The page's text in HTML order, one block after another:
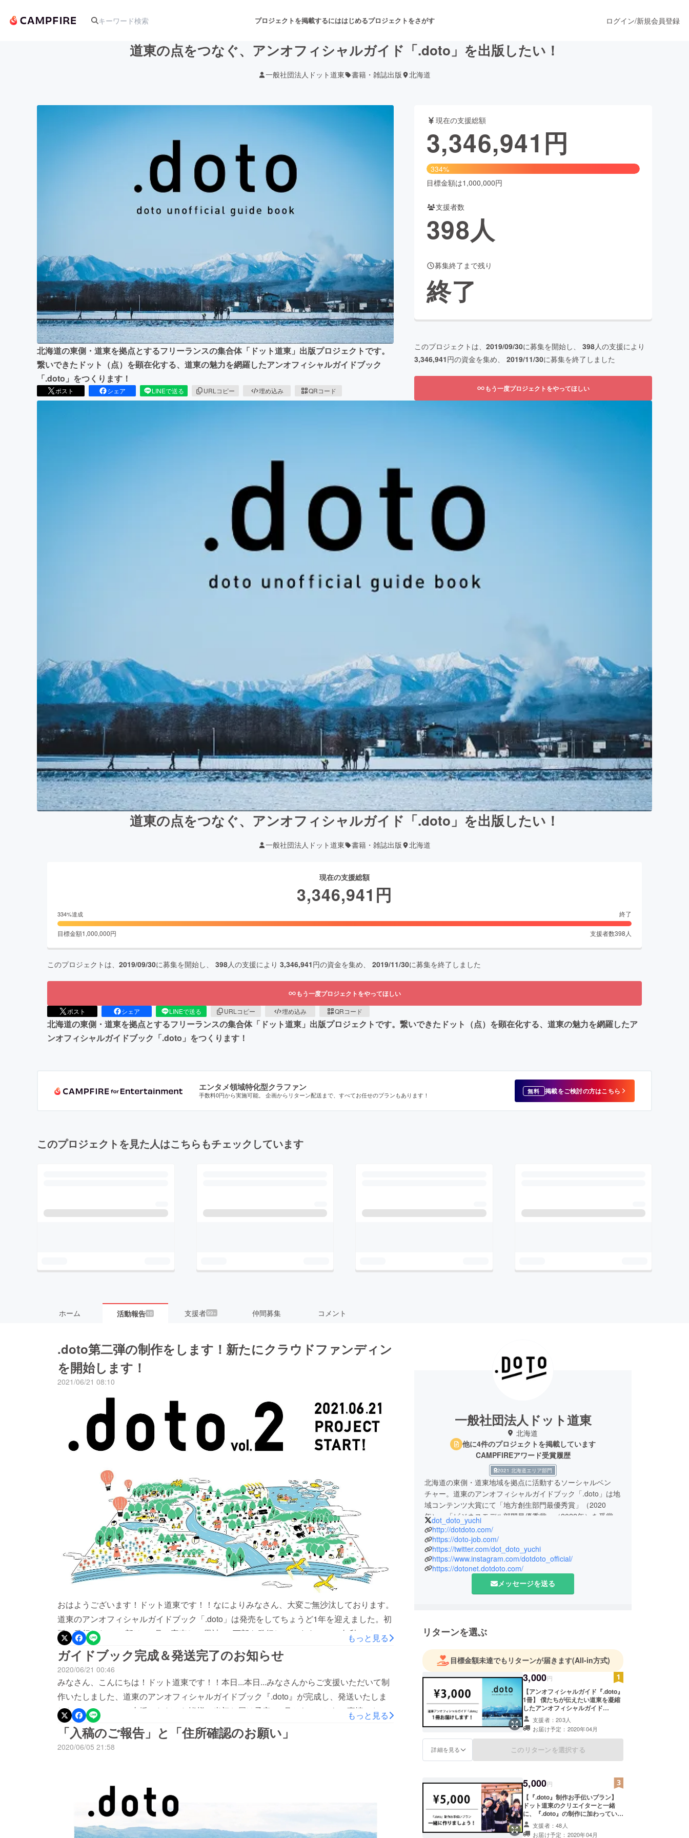
プロジェクトを掲載するにははじめるプロジェクトをさがす
舞台・パフォーマンス
テクノロジー・ガジェット ゲーム・サービス開発 ファッション
映像・映画 書籍・雑誌出版
ビジネス・起業 チャレンジ ビューティー・ヘルスケア
CAMPFIRE for Social Good
CAMPFIRE Creation
CAMPFIREふるさと納税 machi-ya コミュニティ
ログイン/新規会員登録
道東の点をつなぐ、アンオフィシャルガイド「.doto」を出版したい！
一般社団法人ドット道東 書籍・雑誌出版 北海道
北海道の東側・道東を拠点とするフリーランスの集合体「ドット道東」出版プロジェクトです。
繋いできたドット（点）を顕在化する、道東の魅力を網羅したアンオフィシャルガイドブック
「.doto」をつくります！
ポスト シェア LINEで送る URLコピー 埋め込み QRコード
現在の支援総額
3,346,941 円
334%
目標金額は1,000,000円
支援者数
398人
募集終了まで残り
終了
このプロジェクトは、 2019/09/30に募集を開始し、 398人の支援により
3,346,941円の資金を集め、 2019/11/30に募集を終了しました
もう一度プロジェクトをやってほしい
道東の点をつなぐ、アンオフィシャルガイド「.doto」を出版したい！
一般社団法人ドット道東 書籍・雑誌出版 北海道
現在の支援総額
3,346,941 円
334%達成 終了
目標金額1,000,000円 支援者数398 人
このプロジェクトは、 2019/09/30に募集を開始し、 398人の支援により 3,346,941円の資金を集め、 2019/11/30に募集を終了しました
もう一度プロジェクトをやってほしい
ポスト シェア LINEで送る URLコピー 埋め込み QRコード
北海道の東側・道東を拠点とするフリーランスの集合体「ドット道東」出版プロジェクトです。繋いできたドット（点）を顕在化する、道東の魅力を網羅したア
ンオフィシャルガイドブック「.doto」をつくります！
エンタメ領域特化型クラファン
手数料0円から実施可能。 企画からリターン配送まで、すべてお任せのプランもあります！ 無料 掲載をご検討の方はこちら
このプロジェクトを見た人はこちらもチェックしています
ホーム 活動報告 10 支援者99+ 仲間募集 コメント
.doto第二弾の制作をします！新たにクラウドファンディン
を開始します！
2021/06/21 08:10
おはようございます！ドット道東です！！なによりみなさん、大変ご無沙汰しております。
道東のアンオフィシャルガイドブック「.doto」は発売をしてちょうど1年を迎えました。初
版で発行した5000部は1ヶ月で完売し、累計で1万部を発行しています。2020年秋には、み
なさまからの応援も受けて日本地域コンテンツ大賞にて「地方創生部門（内閣府地方創生推
進事務局長賞）最優秀賞」を受賞することができました。これもすべて、得体のしれない状
況の中にも関わらず、みなさんが私たちに支援を託してくださったおかげです。そして本
日....doto第二弾の制作発表を公開しました！1000人の道東の理想を載せた、ビジョンブッ
クを出版したい！https://camp-fire.jp/projects/view/429669これまで繋いできたドット（点）
を可視化したガイドブック『.doto』に続き、今回は未来のドット（点）を繋ぐプロジェク
ト。1000人の『道東で実現したい理想』を掲載したアンオフィシャルビジョンブックを作
ります！！詳細はぜひ、URLをご覧ください。そして、もしよければ、みなさまからのお
https://note.com/dotdoto/m/m8fe0afa0f216メンバーそれぞれが声まで積み上げてきた過去や
今後のことについて語らせていただきました。こちらも合わせてぜひ、ご覧ください。
もっと見る
ガイドブック完成＆発送完了のお知らせ
2020/06/21 00:46
みなさん、こんにちは！ドット道東です！！本日...本日...みなさんからご支援いただいて制
作いたしました、道東のアンオフィシャルガイドブック『.doto』が完成し、発送いたしま
した！！！！！！ご支援いただいた皆様、当初お届け予定の4月から...こちらの事情でお届
けが遅れてしまい、大変申し訳ございませんでした。制作支援をご支援いただいた皆様に
も、取材や制作、発送のお手伝いなど様々な形でご協力をいただきました。この『.doto』
は本当に心の底から、支援いただいたみなさんと一緒につくった一冊です。制作途中の様子
やっと皆さんにお知らせができます...すでに公開させていただいておりました、道東のイラ
ストを散りばめたこちらの表紙。これだけでも、とても可愛いし素敵なのですが...なんと、
こちらにさらに、道東の素敵な風景を切り取ったカバーがつくのです...！！カバーは全部で
もっと見る
「入稿のご報告」と「住所確認のお願い」
2020/06/05 21:58
一般社団法人ドット道東
北海道
他に4件のプロジェクトを掲載しています
CAMPFIREアワード受賞履歴
2021 北海道エリア部門
北海道の東側・道東地域を拠点に活動するソーシャルベン
チャー。道東のアンオフィシャルガイドブック「.doto」は地
域コンテンツ大賞にて「地方創生部門最優秀賞」（2020
年）、「ビジネスモデル部門最優秀賞」（2022年）を受賞。
現在
dot_doto_yuchi
http://dotdoto.com/
https://doto-job.com/
https://twitter.com/dot_doto_yuchi
https://www.instagram.com/dotdoto_official/
https://dotonet.dotdoto.com/
メッセージを送る
リターンを選ぶ
目標金額未達でもリターンが届きます(All-in方式)
3,000円
【アンオフィシャルガイド『.doto』
1冊】 僕たちが伝えたい道東を凝縮
したアンオフィシャルガイド
『.doto』を1 冊お届けします！ ＜
リターン＞ ・道東のアンオフィシャ
ルガイド『.doto』１冊 ・クラウド
ファンディング限定！『.doto』全掲
載スポットのGoogleマップURL共
ト道東のSNSアカウントでご紹介さ
せていただこうと思っております。
ご協力いただける方は、備考欄に
「応援メッセージ」「Twitterアカウ
ント/Facebookアカウント」を記載
いただけますと大変嬉しいです！
支援者：203人
お届け予定：2020年04月
詳細を見る このリターンを選択する
5,000円
【『.doto』制作お手伝いプラン】
ドット道東のクリエイターと一緒
に、『.doto』の制作に加わっていた
だけるプランです！デザイナーやカ
メラマンはもちろん、近隣の店舗へ
支援者：48人
お届け予定：2020年04月